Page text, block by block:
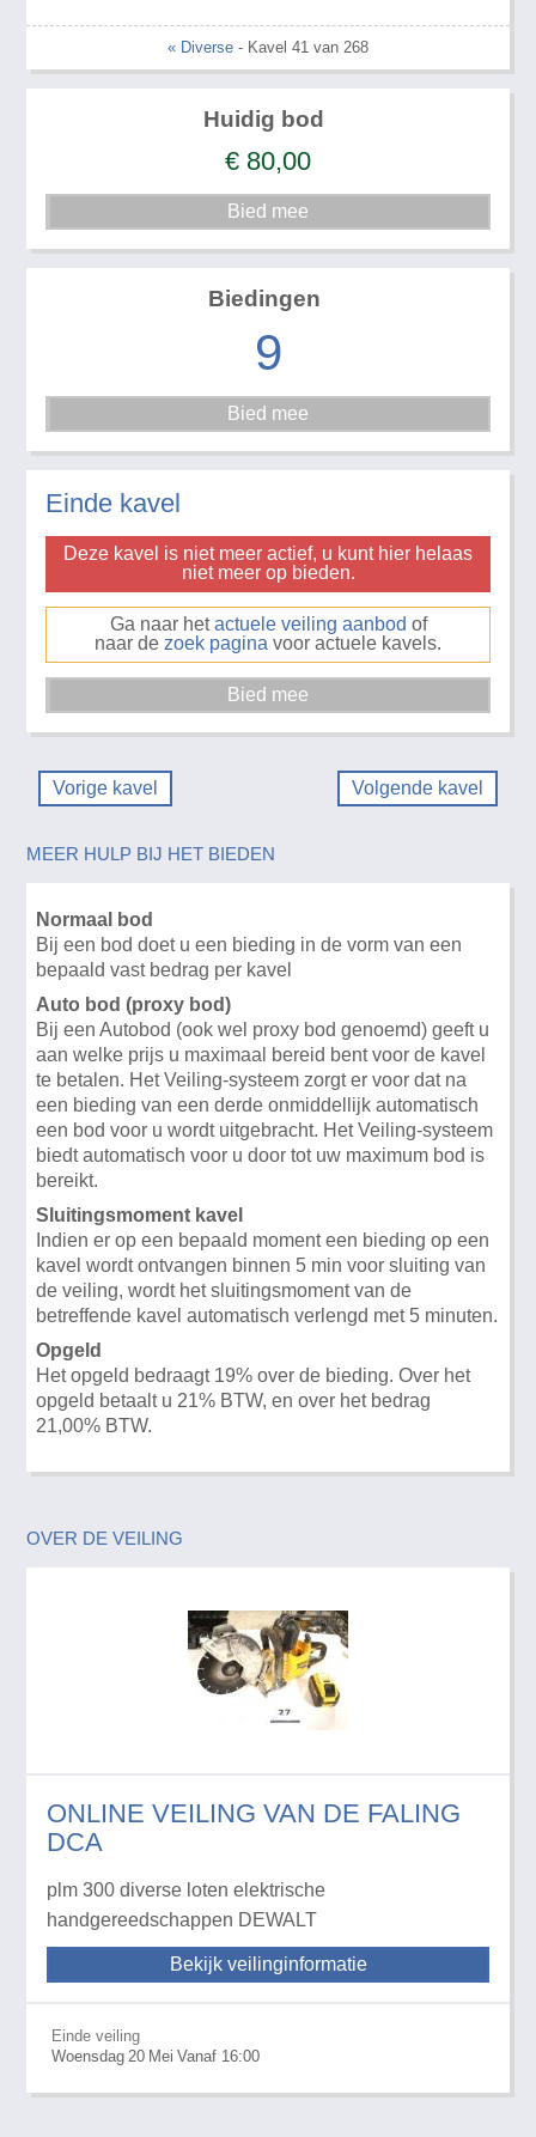
« Diverse - Kavel 41 van 268
Huidig bod
€ 80,00
Biedingen
9
Einde kavel
Deze kavel is niet meer actief, u kunt hier helaas
niet meer op bieden.
Ga naar hetactuele veiling aanbod of
naar de zoek pagina voor actuele kavels.
Vorige kavel Volgende kavel
MEER HULP BIJ HET BIEDEN
Normaal bod
Bij een bod doet u een bieding in de vorm van een
bepaald vast bedrag per kavel
Auto bod (proxy bod)
Bij een Autobod (ook wel proxy bod genoemd) geeft u
aan welke prijs u maximaal bereid bent voor de kavel
te betalen. Het Veiling-systeem zorgt er voor dat na
een bieding van een derde onmiddellijk automatisch
een bod voor u wordt uitgebracht. Het Veiling-systeem
biedt automatisch voor u door tot uw maximum bod is
bereikt.
Sluitingsmoment kavel
Indien er op een bepaald moment een bieding op een
kavel wordt ontvangen binnen 5 min voor sluiting van
de veiling, wordt het sluitingsmoment van de
betreffende kavel automatisch verlengd met 5 minuten.
Opgeld
Het opgeld bedraagt 19% over de bieding. Over het
opgeld betaalt u 21% BTW, en over het bedrag
21,00% BTW.
OVER DE VEILING
ONLINE VEILING VAN DE FALING
DCA
plm 300 diverse loten elektrische
handgereedschappen DEWALT
Bekijk veilinginformatie
Einde veiling
Woensdag 20 Mei Vanaf 16:00